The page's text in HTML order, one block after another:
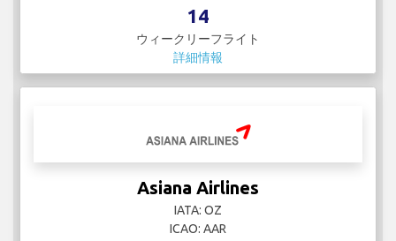
14
ウィークリーフライト
詳細情報
Asiana Airlines
IATA: OZ
ICAO: AAR